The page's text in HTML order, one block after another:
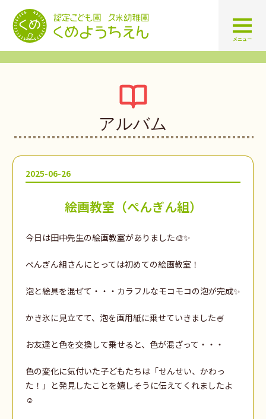
認定こども園 学校法人久米幼
メニュー
アルバム
2025-06-26
絵画教室（ぺんぎん組）
今日は田中先生の絵画教室がありました🎨✨
ぺんぎん組さんにとっては初めての絵画教室！
泡と絵具を混ぜて・・・カラフルなモコモコの泡が完成✨
かき氷に見立てて、泡を画用紙に乗せていきました🍧
お友達と色を交換して乗せると、色が混ざって・・・
色の変化に気付いた子どもたちは「せんせい、かわっ
た！」と発見したことを嬉しそうに伝えてくれましたよ
☺